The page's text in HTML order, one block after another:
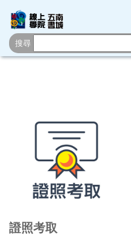
搜尋
證照考取